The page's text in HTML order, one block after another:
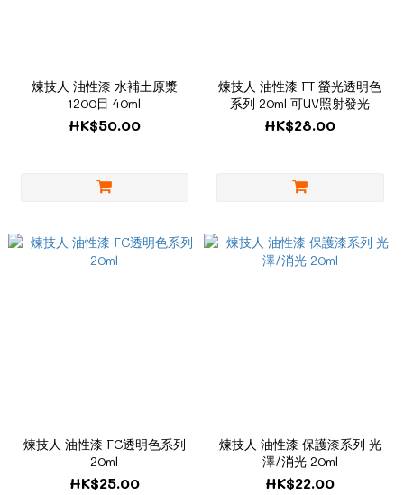
煉技人 油性漆 水補土原漿
1200目 40ml
HK$50.00
煉技人 油性漆 FT 螢光透明色
系列 20ml 可UV照射發光
HK$28.00
煉技人 油性漆 FC透明色系列
20ml
HK$25.00
煉技人 油性漆 保護漆系列 光
澤/消光 20ml
HK$22.00